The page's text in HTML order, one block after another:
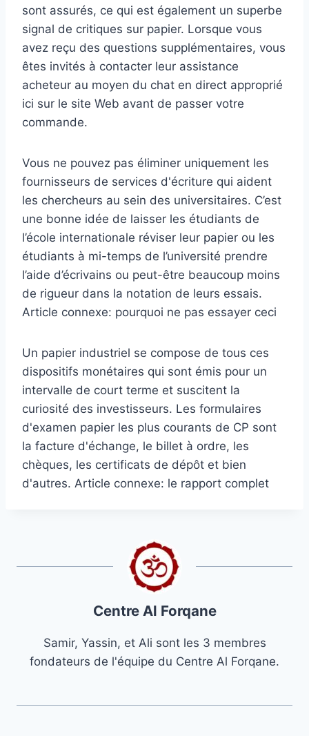
sont assurés, ce qui est également un superbe
signal de critiques sur papier. Lorsque vous
avez reçu des questions supplémentaires, vous
êtes invités à contacter leur assistance
acheteur au moyen du chat en direct approprié
ici sur le site Web avant de passer votre
commande.
Vous ne pouvez pas éliminer uniquement les
fournisseurs de services d'écriture qui aident
les chercheurs au sein des universitaires. C’est
une bonne idée de laisser les étudiants de
l’école internationale réviser leur papier ou les
étudiants à mi-temps de l’université prendre
l’aide d’écrivains ou peut-être beaucoup moins
de rigueur dans la notation de leurs essais.
Article connexe: pourquoi ne pas essayer ceci
Un papier industriel se compose de tous ces
dispositifs monétaires qui sont émis pour un
intervalle de court terme et suscitent la
curiosité des investisseurs. Les formulaires
d'examen papier les plus courants de CP sont
la facture d'échange, le billet à ordre, les
chèques, les certificats de dépôt et bien
d'autres. Article connexe: le rapport complet
Centre Al Forqane
Samir, Yassin, et Ali sont les 3 membres
fondateurs de l'équipe du Centre Al Forqane.